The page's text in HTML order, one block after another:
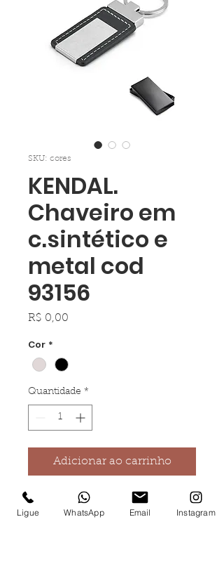
SKU: cores
KENDAL.
Chaveiro em
c.sintético e
metal cod
93156
R$ 0,00
Cor *
Quantidade *
Adicionar ao carrinho
Chaveiro em c. sintético e
metal. Fornecido em caixa
Ligue WhatsApp Email Instagram